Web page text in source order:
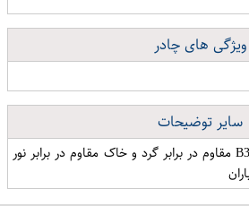
ویژگی های چادر
سایر توضیحات
مناسب برای انواع بسترن B30 مقاوم در برابر گرد و خاک مقاوم در برابر نور